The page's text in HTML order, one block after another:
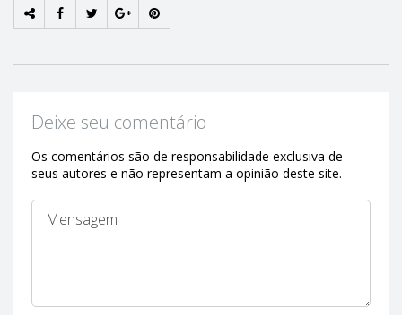
Deixe seu comentário
Os comentários são de responsabilidade exclusiva de
seus autores e não representam a opinião deste site.